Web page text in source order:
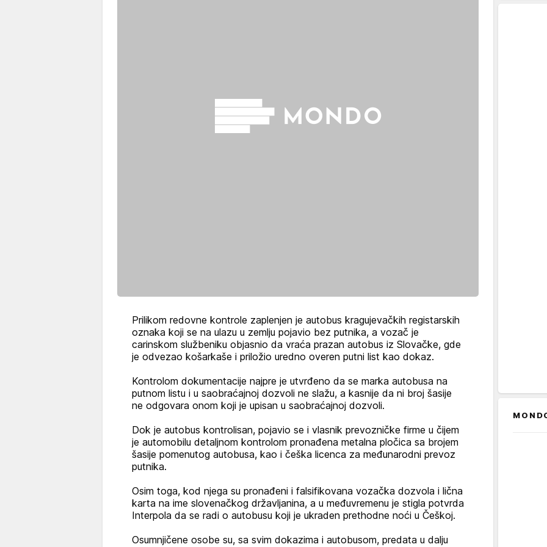
Prilikom redovne kontrole zaplenjen je autobus kragujevačkih registarskih
oznaka koji se na ulazu u zemlju pojavio bez putnika, a vozač je
carinskom službeniku objasnio da vraća prazan autobus iz Slovačke, gde
je odvezao košarkaše i priložio uredno overen putni list kao dokaz.
Kontrolom dokumentacije najpre je utvrđeno da se marka autobusa na
putnom listu i u saobraćajnoj dozvoli ne slažu, a kasnije da ni broj šasije
ne odgovara onom koji je upisan u saobraćajnoj dozvoli.
Dok je autobus kontrolisan, pojavio se i vlasnik prevozničke firme u čijem
je automobilu detaljnom kontrolom pronađena metalna pločica sa brojem
šasije pomenutog autobusa, kao i češka licenca za međunarodni prevoz
putnika.
Osim toga, kod njega su pronađeni i falsifikovana vozačka dozvola i lična
karta na ime slovenačkog državljanina, a u međuvremenu je stigla potvrda
Interpola da se radi o autobusu koji je ukraden prethodne noći u Češkoj.
Osumnjičene osobe su, sa svim dokazima i autobusom, predata u dalju